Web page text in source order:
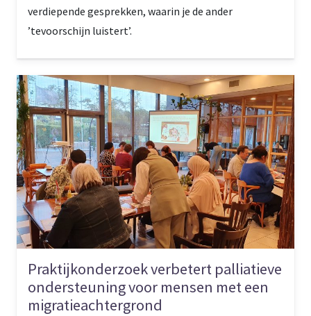
verdiepende gesprekken, waarin je de ander
’tevoorschijn luistert’.
Praktijkonderzoek verbetert palliatieve
ondersteuning voor mensen met een
migratieachtergrond